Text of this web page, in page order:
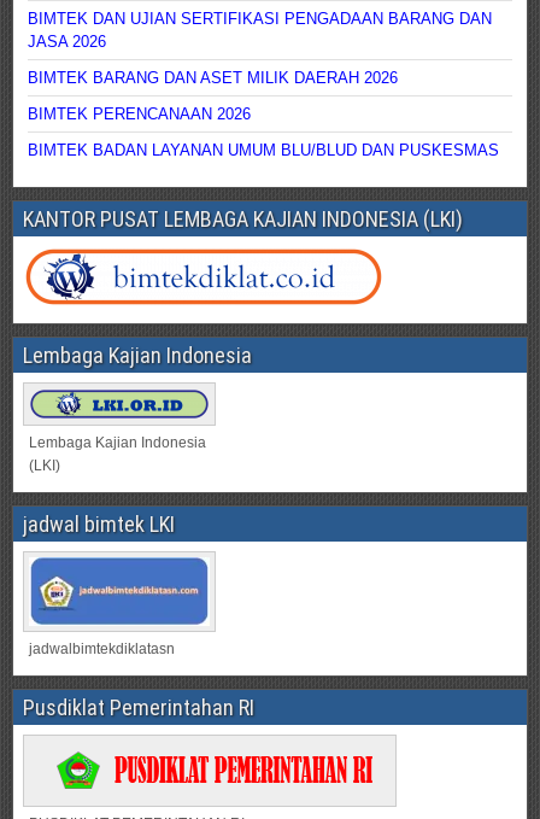
BIMTEK DAN UJIAN SERTIFIKASI PENGADAAN BARANG DAN
JASA 2026
BIMTEK BARANG DAN ASET MILIK DAERAH 2026
BIMTEK PERENCANAAN 2026
BIMTEK BADAN LAYANAN UMUM BLU/BLUD DAN PUSKESMAS
KANTOR PUSAT LEMBAGA KAJIAN INDONESIA (LKI)
Lembaga Kajian Indonesia
Lembaga Kajian Indonesia
(LKI)
jadwal bimtek LKI
jadwalbimtekdiklatasn
Pusdiklat Pemerintahan RI